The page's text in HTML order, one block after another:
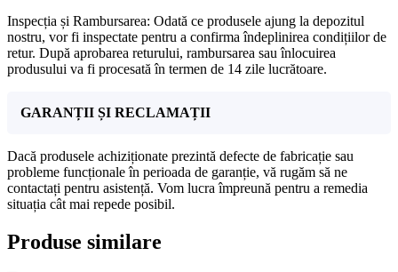
Inspecția și Rambursarea: Odată ce produsele ajung la depozitul
nostru, vor fi inspectate pentru a confirma îndeplinirea condițiilor de
retur. După aprobarea returului, rambursarea sau înlocuirea
produsului va fi procesată în termen de 14 zile lucrătoare.
GARANȚII ȘI RECLAMAȚII
Dacă produsele achiziționate prezintă defecte de fabricație sau
probleme funcționale în perioada de garanție, vă rugăm să ne
contactați pentru asistență. Vom lucra împreună pentru a remedia
situația cât mai repede posibil.
Produse similare